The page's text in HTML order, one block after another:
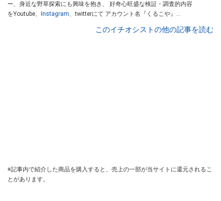
ー、身近な野草探索にも興味を抱き、 好奇心旺盛な検証・調査的内容
をYoutube、
Instagram、twitterにて アカウント名『くるこや』
このイチオシストの他の記事を読む
※記事内で紹介した商品を購入すると、売上の一部が当サイトに還元されるこ
とがあります。